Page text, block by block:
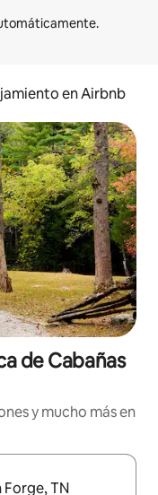
en Airbnb
de Cabañas
y mucho más en
navegá con las